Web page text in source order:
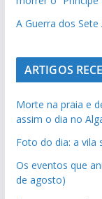
A Guerra dos
ARTIGOS
Morte na praia e
assim o dia no
Foto do dia: a vila
Os eventos que
de agosto)